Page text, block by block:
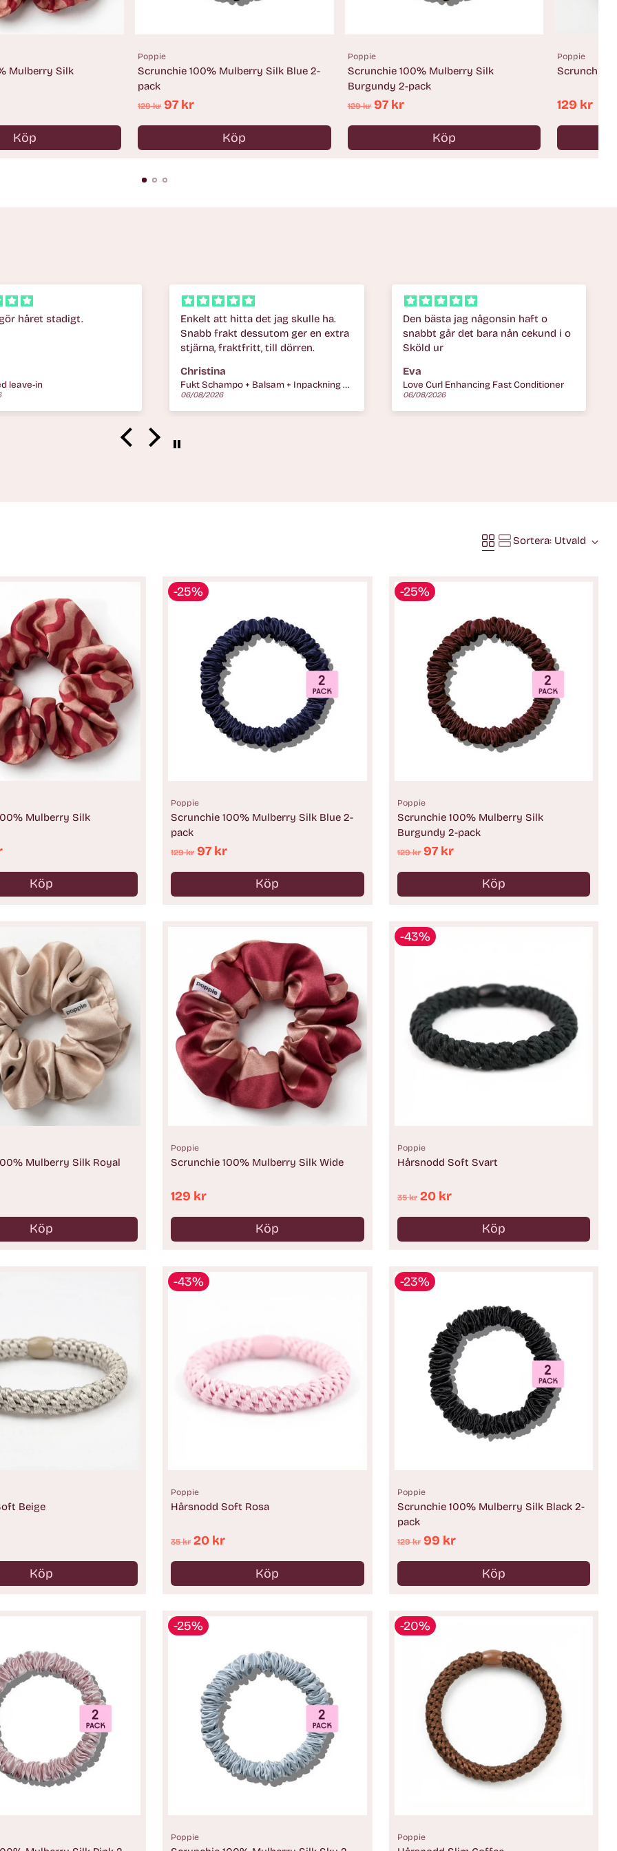
Mulberry Silk
Köp
Poppie
Scrunchie 100% Mulberry Silk Blue 2-
pack
Ordinarie
pris
129 kr 97 kr
Köp
Antal
Poppie
Scrunchie 100% Mulberry Silk
Burgundy 2-pack
Ordinarie
pris
129 kr 97 kr
Köp
Antal
Poppie
Scrunchie
129 kr
Antal
hitta det jag skulle ha.
Den bästa jag någonsin haft o
snabbt går det bara nån cekund i o
Sköld ur
Eva
Love Curl Enhancing Fast Conditioner
06/08/2026
Bra produkt är jättenöjd
Anonym
Metal DX Mask XL
06/08/2026
Sortera: Utvald
Mulberry Silk
Köp
-25%
Poppie
Scrunchie 100% Mulberry Silk Blue 2-
pack
Ordinarie
pris
129 kr 97 kr
Köp
Antal
-25%
Poppie
Scrunchie 100% Mulberry Silk
Burgundy 2-pack
Ordinarie
pris
129 kr 97 kr
Köp
Antal
Mulberry Silk Royal
Köp
Poppie
Scrunchie 100% Mulberry Silk Wide
129 kr
Köp
Antal
-43%
Poppie
Hårsnodd Soft Svart
Ordinarie
pris
35 kr 20 kr
Köp
Antal
Beige
Köp
-43%
Poppie
Hårsnodd Soft Rosa
Ordinarie
pris
35 kr 20 kr
Köp
Antal
-23%
Poppie
Scrunchie 100% Mulberry Silk Black 2-
pack
Ordinarie
pris
129 kr 99 kr
Köp
Antal
-25%
Poppie
-20%
Poppie